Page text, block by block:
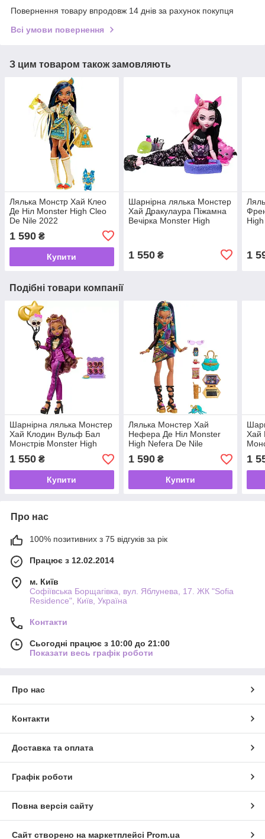
Повернення товару впродовж 14 днів за рахунок покупця
Всі умови повернення
З цим товаром також замовляють
Лялька Монстр Хай Клео
Де Ніл Monster High Cleo
De Nile 2022
1 590 ₴
Купити
Шарнірна лялька Монстер
Хай Дракулаура Піжамна
Вечірка Monster High
1 550₴ 1
Подібні товари компанії
Шарнірна лялька Монстер
Хай Клодин Вульф Бал
Монстрів Monster High
Ball
1 550 ₴
Купити
Лялька Монстер Хай
Нефера Де Ніл Monster
High Nefera De Nile
1 590₴
Купити
Хай
1
Про нас
100% позитивних з 75 відгуків за рік
Працює з 12.02.2014
м. Київ
Софіївська Борщагівка, вул. Яблунева, 17. ЖК "Sofia
Residence", Київ, Україна
Контакти
Сьогодні працює з 10:00 до 21:00
Показати весь графік роботи
Про нас
Контакти
Доставка та оплата
Графік роботи
Повна версія сайту
Сайт створено на маркетплейсі Prom.ua